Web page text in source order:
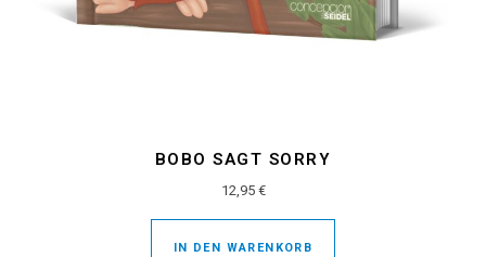
BOBO SAGT SORRY
12,95 €
IN DEN WARENKORB